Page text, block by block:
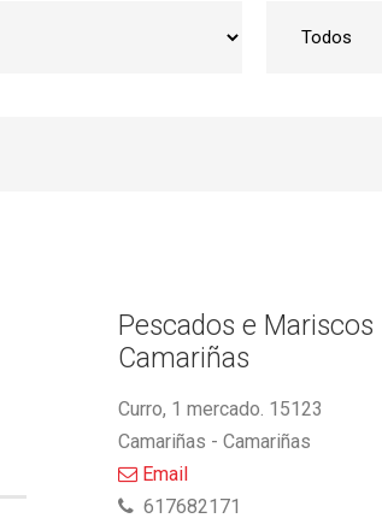
Pescados e Mariscos
Camariñas
Curro, 1 mercado. 15123
Camariñas - Camariñas
Email
617682171